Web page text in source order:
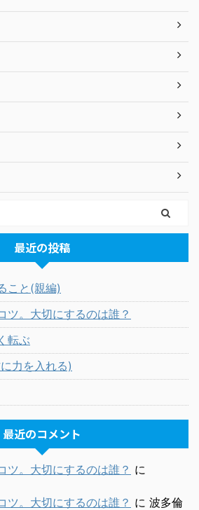
最近の投稿
こと(親編)
ツ。大切にするのは誰？
転ぶ
力を入れる)
最近のコメント
ツ。大切にするのは誰？ に
ツ。大切にするのは誰？ に 波多倫